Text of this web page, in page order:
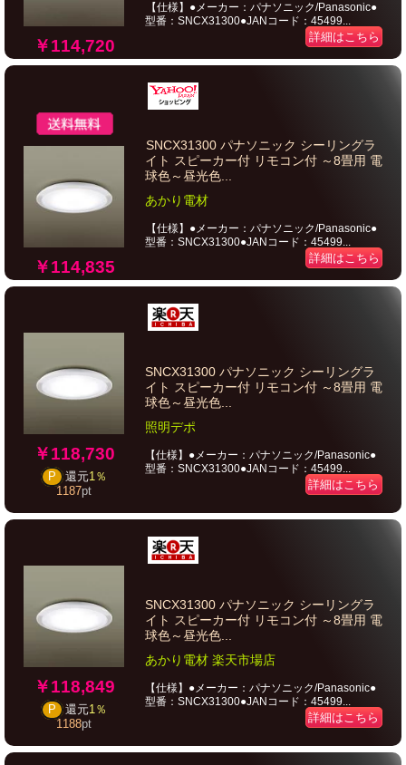
￥114,720
【仕様】●メーカー：パナソニック/Panasonic●
型番：SNCX31300●JANコード：45499...
詳細はこちら
￥114,835
SNCX31300 パナソニック シーリングラ
イト スピーカー付 リモコン付 ～8畳用 電
球色～昼光色...
あかり電材
【仕様】●メーカー：パナソニック/Panasonic●
型番：SNCX31300●JANコード：45499...
詳細はこちら
￥118,730
P 還元1％
1187pt
SNCX31300 パナソニック シーリングラ
イト スピーカー付 リモコン付 ～8畳用 電
球色～昼光色...
照明デポ
【仕様】●メーカー：パナソニック/Panasonic●
型番：SNCX31300●JANコード：45499...
詳細はこちら
￥118,849
P 還元1％
1188pt
SNCX31300 パナソニック シーリングラ
イト スピーカー付 リモコン付 ～8畳用 電
球色～昼光色...
あかり電材 楽天市場店
【仕様】●メーカー：パナソニック/Panasonic●
型番：SNCX31300●JANコード：45499...
詳細はこちら